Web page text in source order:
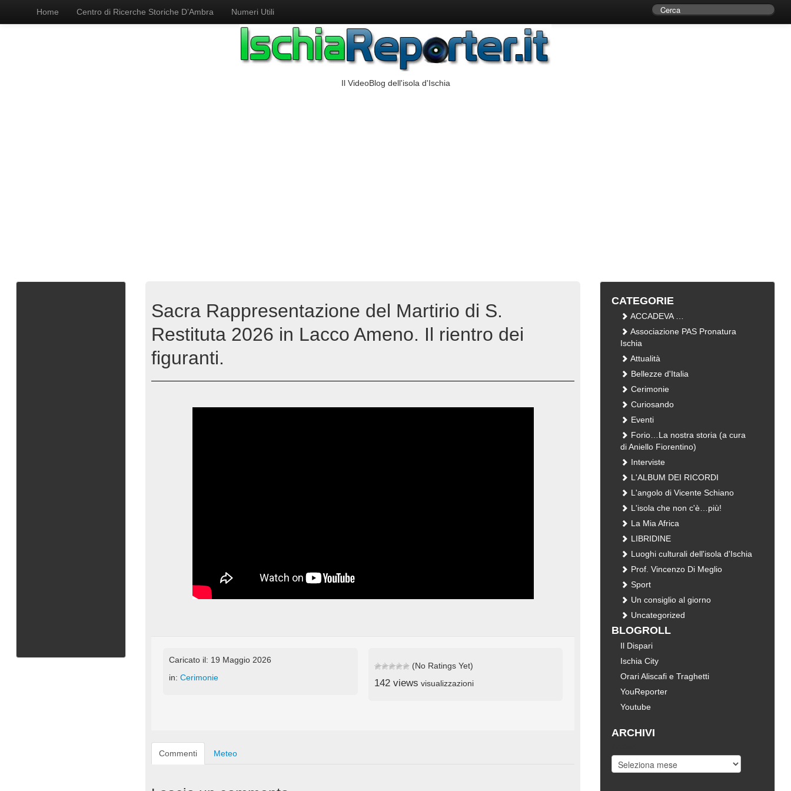
Home Centro di Ricerche Storiche D’Ambra Numeri Utili
Il VideoBlog dell'isola d'Ischia
Sacra Rappresentazione del Martirio di S.
Restituta 2026 in Lacco Ameno. Il rientro dei
figuranti.
Caricato il: 19 Maggio 2026
in:Cerimonie
(No Ratings Yet)
142 views visualizzazioni
Commenti Meteo
CATEGORIE
ACCADEVA …
Associazione PAS Pronatura
Ischia
Attualità
Bellezze d'Italia
Cerimonie
Curiosando
Eventi
Forio…La nostra storia (a cura
di Aniello Fiorentino)
Interviste
L'ALBUM DEI RICORDI
L'angolo di Vicente Schiano
L'isola che non c'è…più!
La Mia Africa
LIBRIDINE
Luoghi culturali dell'isola d'Ischia
Prof. Vincenzo Di Meglio
Sport
Un consiglio al giorno
Uncategorized
BLOGROLL
Il Dispari
Ischia City
Orari Aliscafi e Traghetti
YouReporter
Youtube
ARCHIVI